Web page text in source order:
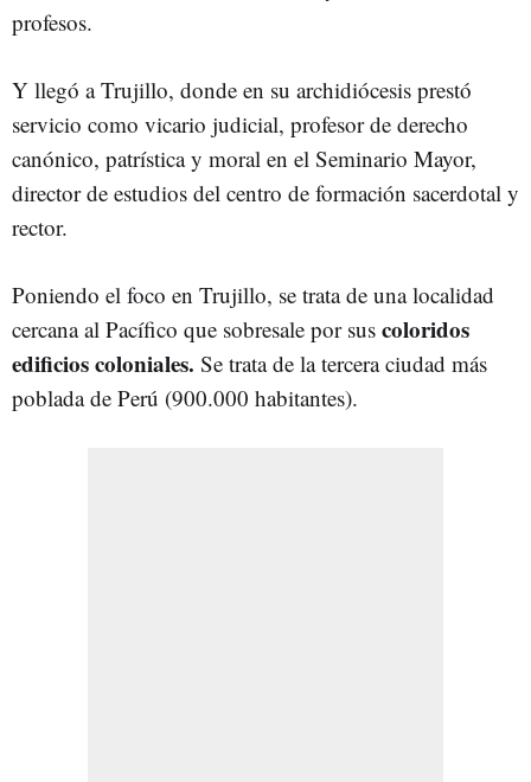
profesos.
Y llegó a Trujillo, donde en su archidiócesis prestó
servicio como vicario judicial, profesor de derecho
canónico, patrística y moral en el Seminario Mayor,
director de estudios del centro de formación sacerdotal y
rector.
Poniendo el foco en Trujillo, se trata de una localidad
cercana al Pacífico que sobresale por sus coloridos
edificios coloniales. Se trata de la tercera ciudad más
poblada de Perú (900.000 habitantes).